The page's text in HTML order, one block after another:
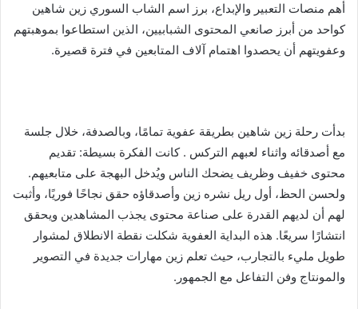
أهم منصات التعبير والإبداع، برز اسم الشاب السوري زين شاهين
كواحد من أبرز صانعي المحتوى الشبابيين، الذين استطاعوا بموهبتهم
وعفويتهم أن يحصدوا اهتمام آلاف المتابعين في فترة قصيرة.
بدأت رحلة زين شاهين بطريقة عفوية تمامًا، وبالصدفة، خلال جلسة
مع أصدقائه واثناء لعبهم التركس . كانت الفكرة بسيطة: تقديم
محتوى خفيف وظريف يضحك الناس ويُدخل البهجة على متابعيهم.
ولحسن الحظ، أول ريل نشره زين وأصدقاؤه حقق نجاحًا فوريًا، وأثبت
لهم أن لديهم القدرة على صناعة محتوى يجذب المشاهدين ويحقق
انتشارًا سريعًا. هذه البداية العفوية شكلت نقطة الانطلاق لمشوار
طويل مليء بالتجارب، حيث تعلم زين مهارات جديدة في التصوير
والمونتاج وفن التفاعل مع الجمهور.